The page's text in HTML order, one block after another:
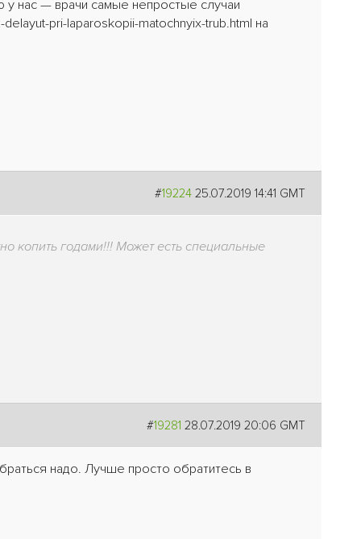
нас — врачи самые непростые случаи
pri-laparoskopii-matochnyix-trub.html на
#19224 25.07.2019 14:41 GMT
копить годами!!! Может есть специальные
#19281 28.07.2019 20:06 GMT
надо. Лучше просто обратитесь в